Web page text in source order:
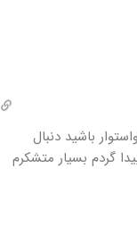
باشید دنبال
گردم بسیار متشکرم